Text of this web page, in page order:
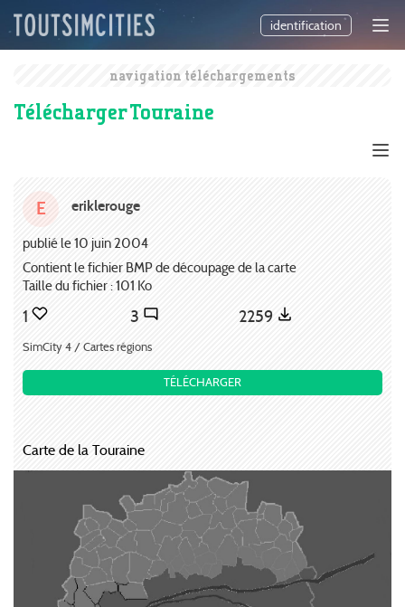
identification
navigation téléchargements
Télécharger Touraine
E eriklerouge
publié le 10 juin 2004
Contient le fichier BMP de découpage de la carte
Taille du fichier : 101 Ko
1 3 2259
SimCity 4 / Cartes régions
TÉLÉCHARGER
Carte de la Touraine